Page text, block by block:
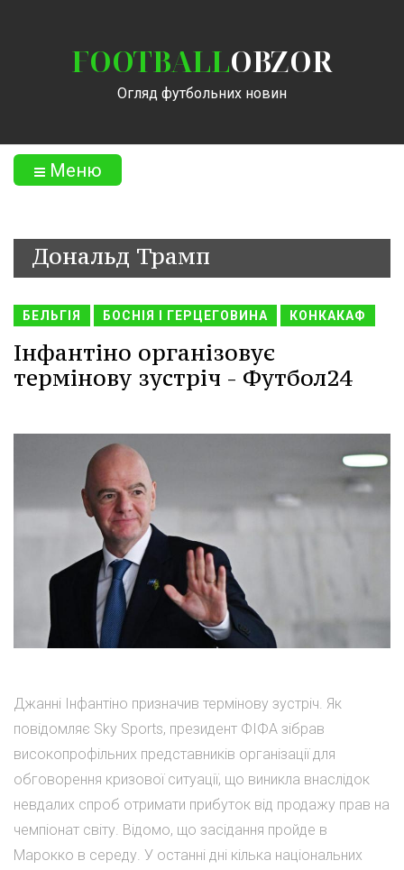
FOOTBALLOBZOR
Огляд футбольних новин
Меню
Дональд Трамп
БЕЛЬГІЯ БОСНІЯ І ГЕРЦЕГОВИНА КОНКАКАФ
Інфантіно організовує
термінову зустріч - Футбол24
Джанні Інфантіно призначив термінову зустріч. Як
повідомляє Sky Sports, президент ФІФА зібрав
високопрофільних представників організації для
обговорення кризової ситуації, що виникла внаслідок
невдалих спроб отримати прибуток від продажу прав на
чемпіонат світу. Відомо, що засідання пройде в
Марокко в середу. У останні дні кілька національних